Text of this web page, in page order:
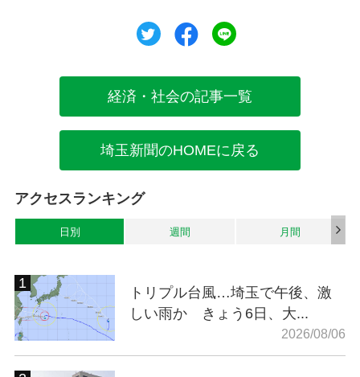
ツイートシェア
経済・社会の記事一覧
埼玉新聞のHOMEに戻る
アクセスランキング
日別 週間 月間
トリプル台風…埼玉で午後、激
しい雨か きょう6日、大...
2026/08/06